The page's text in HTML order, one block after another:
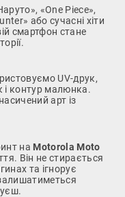
«One Piece»,
або сучасні хіти
смартфон стане
UV-друк,
і контур малюнка.
арт із
на Motorola Moto
Він не стирається
та ігнорує